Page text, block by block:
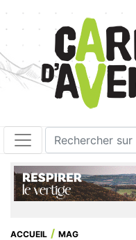
ACCUEIL MAG